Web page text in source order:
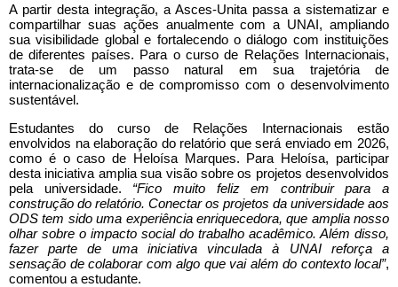
A partir desta integração, a Asces-Unita passa a sistematizar e
compartilhar suas ações anualmente com a UNAI, ampliando
sua visibilidade global e fortalecendo o diálogo com instituições
de diferentes países. Para o curso de Relações Internacionais,
trata-se de um passo natural em sua trajetória de
internacionalização e de compromisso com o desenvolvimento
sustentável.
Estudantes do curso de Relações Internacionais estão
envolvidos na elaboração do relatório que será enviado em 2026,
como é o caso de Heloísa Marques. Para Heloísa, participar
desta iniciativa amplia sua visão sobre os projetos desenvolvidos
pela universidade. “Fico muito feliz em contribuir para a
construção do relatório. Conectar os projetos da universidade aos
ODS tem sido uma experiência enriquecedora, que amplia nosso
olhar sobre o impacto social do trabalho acadêmico. Além disso,
fazer parte de uma iniciativa vinculada à UNAI reforça a
sensação de colaborar com algo que vai além do contexto local”,
comentou a estudante.